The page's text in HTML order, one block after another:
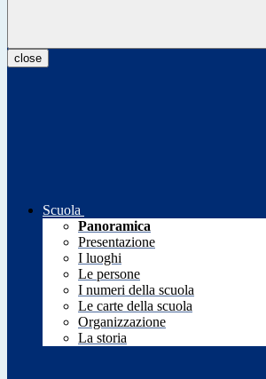
close
Scuola
Panoramica
Presentazione
I luoghi
Le persone
I numeri della scuola
Le carte della scuola
Organizzazione
La storia